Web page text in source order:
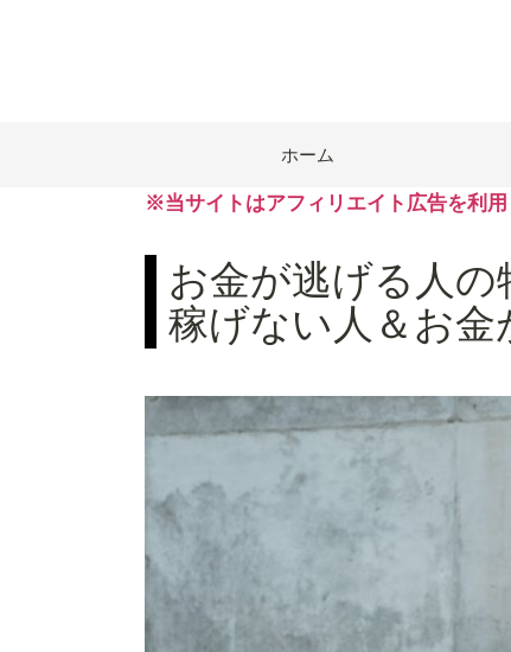
ホーム
※当サイトはアフィリエイト広告を利
お金が逃げる人
稼げない人＆お金